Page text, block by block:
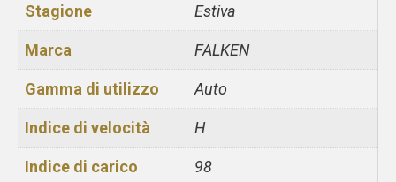
Stagione Estiva
Marca FALKEN
Gamma di utilizzo Auto
Indice di velocità H
Indice di carico 98